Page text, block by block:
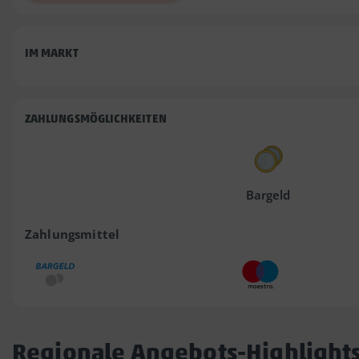
IM MARKT
ZAHLUNGSMÖGLICHKEITEN
Bargeld
Zahlungsmittel
Regionale Angebots-